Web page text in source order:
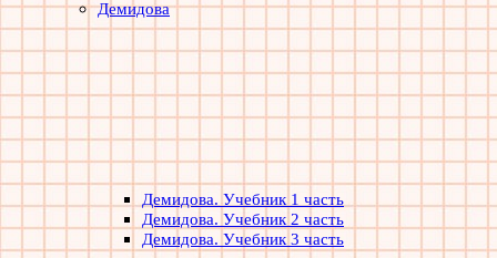
Демидова
Демидова. Учебник 1 часть
Демидова. Учебник 2 часть
Демидова. Учебник 3 часть